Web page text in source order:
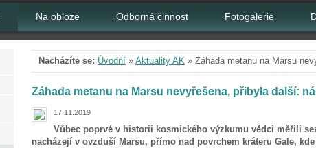
Na obloze Odborná činnost Fotogalerie
Nacházíte se: Úvodní » Aktuality AK » Záhada metanu na Marsu
Záhada metanu na Marsu nevyřešena, přibyla další:
17.11.2019
Vůbec poprvé v historii kosmického výzkumu vědci měřili
nacházejí v ovzduší Marsu, přímo nad povrchem kráteru Gale,